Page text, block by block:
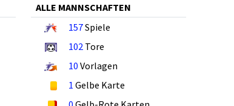
ALLE MANNSCHAFTEN
157Spiele
102Tore
10 Vorlagen
1 Gelbe Karte